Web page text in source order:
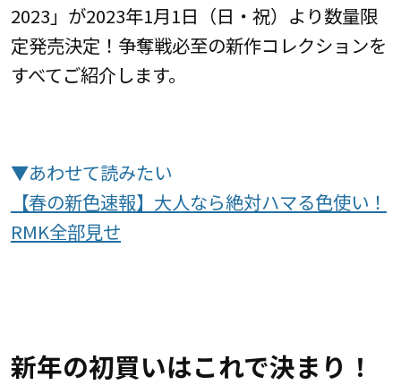
2023」が2023年1月1日（日・祝）より数量限
定発売決定！争奪戦必至の新作コレクションを
すべてご紹介します。
▼あわせて読みたい
【春の新色速報】大人なら絶対ハマる色使い！
RMK全部見せ
新年の初買いはこれで決まり！